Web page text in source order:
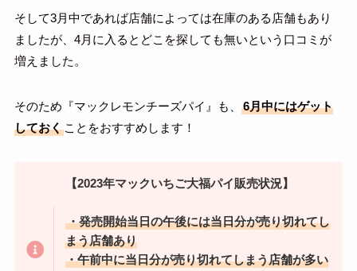
そして3月中であれば店舗によっては在庫のある店舗もあり
ましたが、4月に入るとどこを探しても無いという口コミが
増えました。
そのため『マックレモンチーズパイ』も、
6月中にはゲット
しておくことをおすすめします！
【2023年マックいちご大福パイ販売状況】
・発売開始当日の午後には当日分が売り切れてし
まう店舗あり
・午前中に当日分が売り切れてしまう店舗が多い